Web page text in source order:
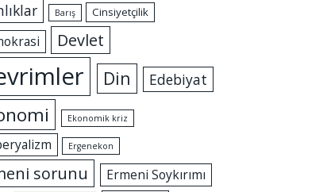
Barış Cinsiyetçilik
Devlet
Din Edebiyat
Ekonomik kriz
Ergenekon
sorunu Ermeni Soykırımı